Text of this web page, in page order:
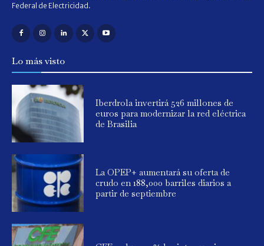
Federal de Electricidad.
Lo más visto
Iberdrola invertirá 526 millones de
euros para modernizar la red eléctrica
de Brasilia
La OPEP+ aumentará su oferta de
crudo en 188,000 barriles diarios a
partir de septiembre